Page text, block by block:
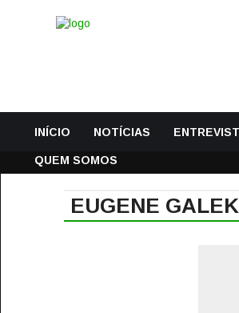
INÍCIO NOTÍCIAS
QUEM SOMOS
EUGENE